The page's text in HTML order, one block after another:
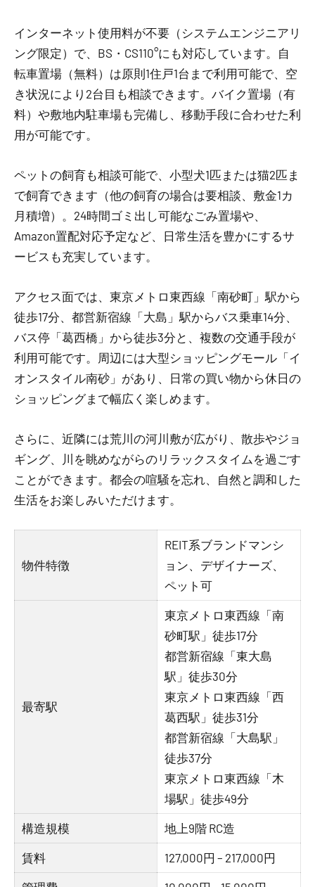
インターネット使用料が不要（システムエンジニアリ
ング限定）で、BS・CS110°にも対応しています。自
転車置場（無料）は原則1住戸1台まで利用可能で、空
き状況により2台目も相談できます。バイク置場（有
料）や敷地内駐車場も完備し、移動手段に合わせた利
用が可能です。
ペットの飼育も相談可能で、小型犬1匹または猫2匹ま
で飼育できます（他の飼育の場合は要相談、敷金1カ
月積増）。24時間ゴミ出し可能なごみ置場や、
Amazon置配対応予定など、日常生活を豊かにするサ
ービスも充実しています。
アクセス面では、東京メトロ東西線「南砂町」駅から
徒歩17分、都営新宿線「大島」駅からバス乗車14分、
バス停「葛西橋」から徒歩3分と、複数の交通手段が
利用可能です。周辺には大型ショッピングモール「イ
オンスタイル南砂」があり、日常の買い物から休日の
ショッピングまで幅広く楽しめます。
さらに、近隣には荒川の河川敷が広がり、散歩やジョ
ギング、川を眺めながらのリラックスタイムを過ごす
ことができます。都会の喧騒を忘れ、自然と調和した
生活をお楽しみいただけます。
物件特徴
REIT系ブランドマンシ
ョン、デザイナーズ、
ペット可
最寄駅
東京メトロ東西線「南
砂町駅」徒歩17分
都営新宿線「東大島
駅」徒歩30分
東京メトロ東西線「西
葛西駅」徒歩31分
都営新宿線「大島駅」
徒歩37分
東京メトロ東西線「木
場駅」徒歩49分
構造規模 地上9階 RC造
賃料 127,000円 – 217,000円